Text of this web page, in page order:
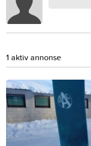
1 aktiv annonse